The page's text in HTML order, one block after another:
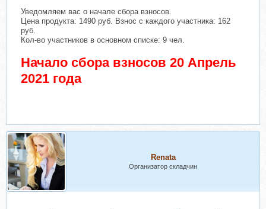
Уведомляем вас о начале сбора взносов.
Цена продукта: 1490 руб. Взнос с каждого участника: 162
руб.
Кол-во участников в основном списке: 9 чел.
Начало сбора взносов 20 Апрель
2021 года
Renata
Организатор складчин